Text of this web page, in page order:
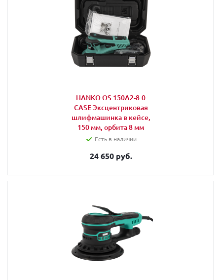
HANKO OS 150A2-8.0
CASE Эксцентриковая
шлифмашинка в кейсе,
150 мм, орбита 8 мм
Есть в наличии
24 650 руб.